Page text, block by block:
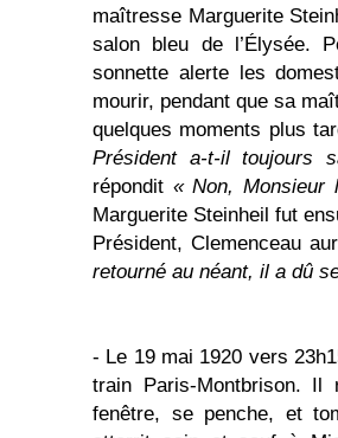
maîtresse Marguerite
salon bleu de l’Élysée.
sonnette alerte les
mourir, pendant que sa
quelques moments plus
Président a-t-il toujours
répondit « Non, Monsieur
Marguerite Steinheil fut
Président, Clemenceau
retourné au néant, il a dû
- Le 19 mai 1920 vers
train Paris-Montbrison. Il
fenêtre, se penche, et